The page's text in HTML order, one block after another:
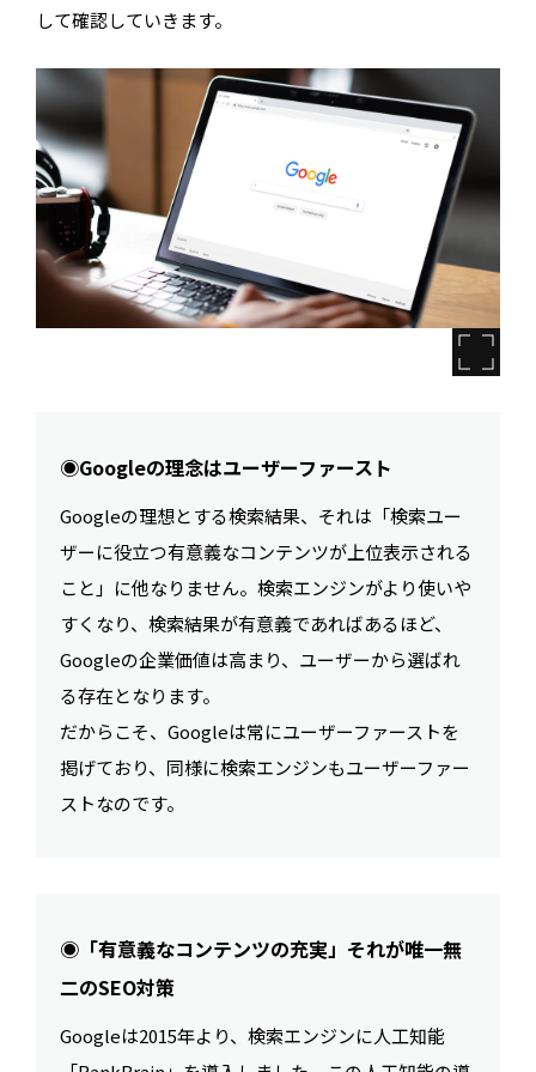
して確認していきます。
◉Googleの理念はユーザーファースト
Googleの理想とする検索結果、それは「検索ユー
ザーに役立つ有意義なコンテンツが上位表示される
こと」に他なりません。検索エンジンがより使いや
すくなり、検索結果が有意義であればあるほど、
Googleの企業価値は高まり、ユーザーから選ばれ
る存在となります。
だからこそ、Googleは常にユーザーファーストを
掲げており、同様に検索エンジンもユーザーファー
ストなのです。
◉「有意義なコンテンツの充実」それが唯一無
二のSEO対策
Googleは2015年より、検索エンジンに人工知能